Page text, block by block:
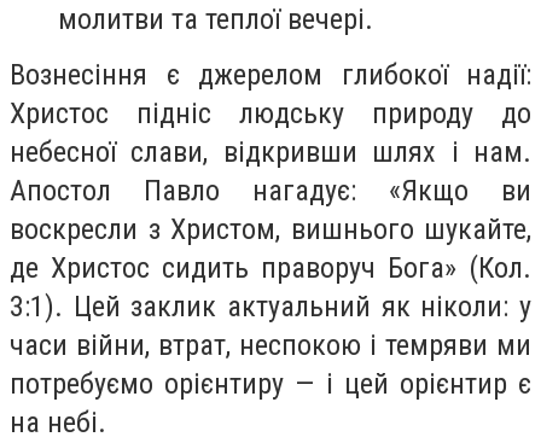
молитви та теплої вечері.
Вознесіння є джерелом глибокої надії:
Христос підніс людську природу до
небесної слави, відкривши шлях і нам.
Апостол Павло нагадує: «Якщо ви
воскресли з Христом, вишнього шукайте,
де Христос сидить праворуч Бога» (Кол.
3:1). Цей заклик актуальний як ніколи: у
часи війни, втрат, неспокою і темряви ми
потребуємо орієнтиру — і цей орієнтир є
на небі.